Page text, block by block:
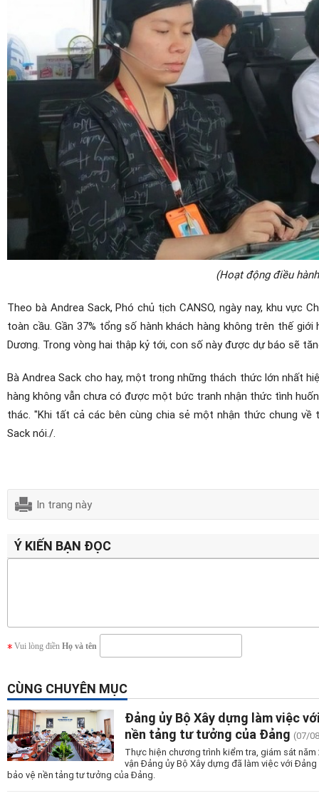
(Hoạt động điều
Theo bà Andrea Sack, Phó chủ tịch CANSO, ngày nay, khu vực
toàn cầu. Gần 37% tổng số hành khách hàng không trên thế
Dương. Trong vòng hai thập kỷ tới, con số này được dự báo sẽ
Bà Andrea Sack cho hay, một trong những thách thức lớn nhất
hàng không vẫn chưa có được một bức tranh nhận thức tình
thác."Khi tất cả các bên cùng chia sẻ một nhận thức chung
Sack nói./.
In trang này
Ý KIẾN BẠN ĐỌC
Vui lòng điền Họ và tên
CÙNG CHUYÊN MỤC
Đảng ủy Bộ Xây dựng làm việc
nền tảng tư tưởng của Đảng (07/
Thực hiện chương trình kiểm tra, giám sát
vận Đảng ủy Bộ Xây dựng đã làm việc với
bảo vệ nền tảng tư tưởng của Đảng.